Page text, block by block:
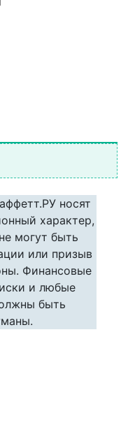
носят
характер,
могут быть
или призыв
Финансовые
и любые
быть